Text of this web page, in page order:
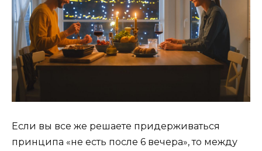
Если вы все же решаете придерживаться
принципа «не есть после 6 вечера», то между